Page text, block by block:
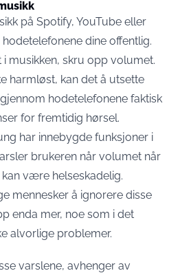
på Spotify, YouTube eller
dine offentlig.
musikken, skru opp volumet.
harmløst, kan det å utsette
hodetelefonene faktisk
for fremtidig hørsel.
har innebygde funksjoner i
brukeren når volumet når
være helseskadelig.
mennesker å ignorere disse
enda mer, noe som i det
alvorlige problemer.
varslene, avhenger av